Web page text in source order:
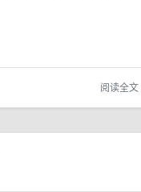
阅读全文